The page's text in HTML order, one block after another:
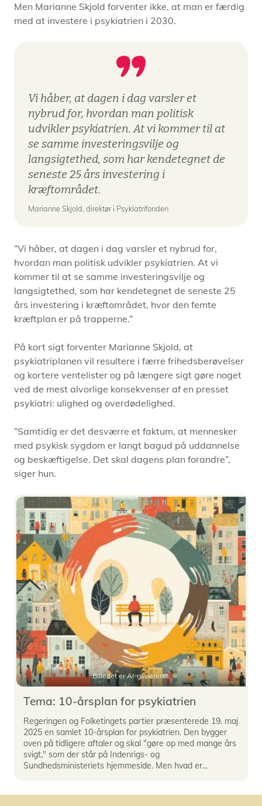
Men Marianne Skjold forventer ikke, at man er færdig
med at investere i psykiatrien i 2030.
Vi håber, at dagen i dag varsler et
nybrud for, hvordan man politisk
udvikler psykiatrien. At vi kommer til at
se samme investeringsvilje og
langsigtethed, som har kendetegnet de
seneste 25 års investering i
kræftområdet.
Marianne Skjold, direktør i Psykiatrifonden
“Vi håber, at dagen i dag varsler et nybrud for,
hvordan man politisk udvikler psykiatrien. At vi
kommer til at se samme investeringsvilje og
langsigtethed, som har kendetegnet de seneste 25
års investering i kræftområdet, hvor den femte
kræftplan er på trapperne.”
På kort sigt forventer Marianne Skjold, at
psykiatriplanen vil resultere i færre frihedsberøvelser
og kortere ventelister og på længere sigt gøre noget
ved de mest alvorlige konsekvenser af en presset
psykiatri: ulighed og overdødelighed.
“Samtidig er det desværre et faktum, at mennesker
med psykisk sygdom er langt bagud på uddannelse
og beskæftigelse. Det skal dagens plan forandre”,
siger hun.
Billedet er AI-genereret.
Tema: 10-årsplan for psykiatrien
Regeringen og Folketingets partier præsenterede 19. maj
2025 en samlet 10-årsplan for psykiatrien. Den bygger
oven på tidligere aftaler og skal "gøre op med mange års
svigt," som der står på Indenrigs- og
Sundhedsministeriets hjemmeside. Men hvad er...